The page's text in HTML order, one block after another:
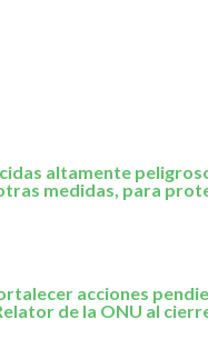
altamente
medidas, para
acciones
de la ONU al